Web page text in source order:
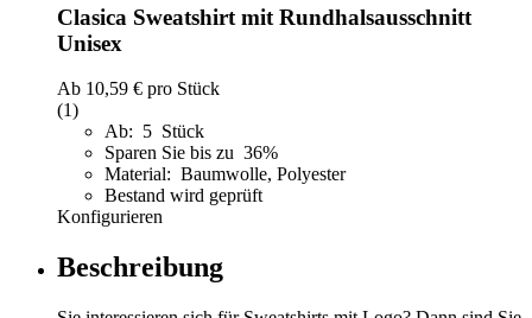
Clasica Sweatshirt mit Rundhalsausschnitt
Unisex
Ab 10,59 € pro Stück
(1)
Ab: 5 Stück
Sparen Sie bis zu 36%
Material: Baumwolle, Polyester
Bestand wird geprüft
Konfigurieren
Beschreibung